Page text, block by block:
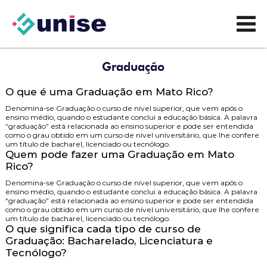
Graduação
O que é uma Graduação em Mato Rico?
Denomina-se Graduação o curso de nível superior, que vem após o
ensino médio, quando o estudante conclui a educação básica. A palavra
“graduação” está relacionada ao ensino superior e pode ser entendida
como o grau obtido em um curso de nível universitário, que lhe confere
um título de bacharel, licenciado ou tecnólogo.
Quem pode fazer uma Graduação em Mato
Rico?
Denomina-se Graduação o curso de nível superior, que vem após o
ensino médio, quando o estudante conclui a educação básica. A palavra
“graduação” está relacionada ao ensino superior e pode ser entendida
como o grau obtido em um curso de nível universitário, que lhe confere
um título de bacharel, licenciado ou tecnólogo.
O que significa cada tipo de curso de
Graduação: Bacharelado, Licenciatura e
Tecnólogo?